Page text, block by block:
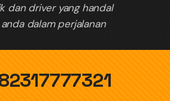
dan driver yang handal
dalam perjalanan